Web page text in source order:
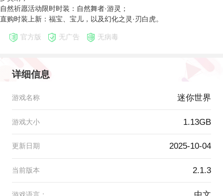
自然祈愿活动限时时装：自然舞者·游灵；
直购时装上新：福宝、宝儿，以及幻化之灵·刃白虎。
官方版 无广告 无病毒
详细信息
游戏名称 迷你世界
游戏大小 1.13GB
更新日期 2025-10-04
当前版本 2.1.3